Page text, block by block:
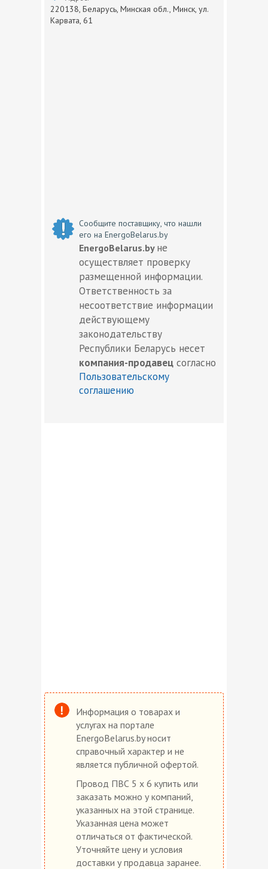
220138, Беларусь, Минская обл., Минск, ул.
Карвата, 61
Сообщите поставщику, что нашли
его на EnergoBelarus.by
EnergoBelarus.by не
осуществляет проверку
размещенной информации.
Ответственность за
несоответствие информации
действующему
законодательству
Республики Беларусь несет
компания-продавец согласно
Пользовательскому
соглашению
Информация о товарах и
услугах на портале
EnergoBelarus.by носит
справочный характер и не
является публичной офертой.
Провод ПВС 5 х 6 купить или
заказать можно у компаний,
указанных на этой странице.
Указанная цена может
отличаться от фактической.
Уточняйте цену и условия
доставки у продавца заранее.